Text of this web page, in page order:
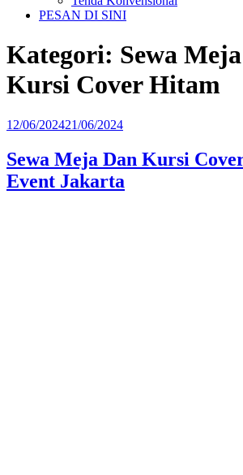
PESAN DI SINI
Kategori: Sewa
Kursi Cover Hitam
Diposkan
12/06/202421/06/2024
Sewa Meja Dan Kursi
Event Jakarta